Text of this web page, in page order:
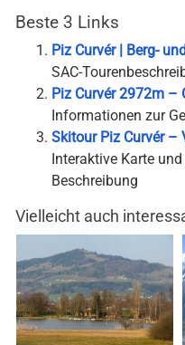
Beste 3 Links
Piz Curvér | Berg-
SAC-
Piz Curvér 2972m –
Informationen zur
Skitour Piz Curvér –
Interaktive Karte
Beschreibung
Vielleicht auch